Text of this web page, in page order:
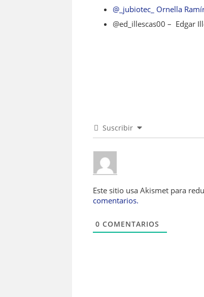
@_jubiotec_ Ornella
@ed_illescas00 – Edgar
Suscribir
Este sitio usa Akismet para
comentarios.
0 COMENTARIOS